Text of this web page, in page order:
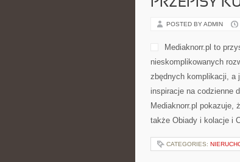
na dorsze, czy może
którego szukasz. Ten
[…]
CATEGORIES: